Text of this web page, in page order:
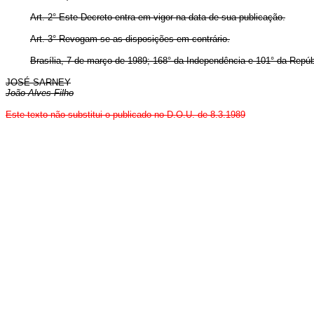
Art. 2° Este Decreto entra em vigor na data de sua publicação.
Art. 3° Revogam-se as disposições em contrário.
Brasília, 7 de março de 1989; 168° da Independência e 101° da
JOSÉ SARNEY
João Alves Filho
Este texto não substitui o publicado no D.O.U. de 8.3.1989